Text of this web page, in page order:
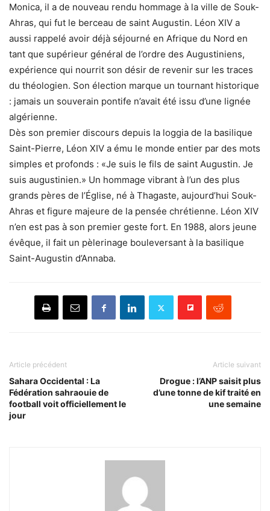
Monica, il a de nouveau rendu hommage à la ville de Souk-
Ahras, qui fut le berceau de saint Augustin. Léon XIV a
aussi rappelé avoir déjà séjourné en Afrique du Nord en
tant que supérieur général de l’ordre des Augustiniens,
expérience qui nourrit son désir de revenir sur les traces
du théologien. Son élection marque un tournant historique
: jamais un souverain pontife n’avait été issu d’une lignée
algérienne.
Dès son premier discours depuis la loggia de la basilique
Saint-Pierre, Léon XIV a ému le monde entier par des mots
simples et profonds : «Je suis le fils de saint Augustin. Je
suis augustinien.» Un hommage vibrant à l’un des plus
grands pères de l’Église, né à Thagaste, aujourd’hui Souk-
Ahras et figure majeure de la pensée chrétienne. Léon XIV
n’en est pas à son premier geste fort. En 1988, alors jeune
évêque, il fait un pèlerinage bouleversant à la basilique
Saint-Augustin d’Annaba.
Article précédent
Sahara Occidental : La
Fédération sahraouie de
football voit officiellement le
jour
Article suivant
Drogue : l’ANP saisit plus
d’une tonne de kif traité en
une semaine